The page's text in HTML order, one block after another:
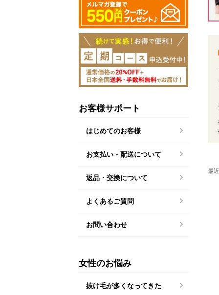
最
お客様サポート
はじめてのお客様
お支払い・配送について
返品・交換について
よくあるご質問
お問い合わせ
女性のお悩み
抜け毛が多くなってきた